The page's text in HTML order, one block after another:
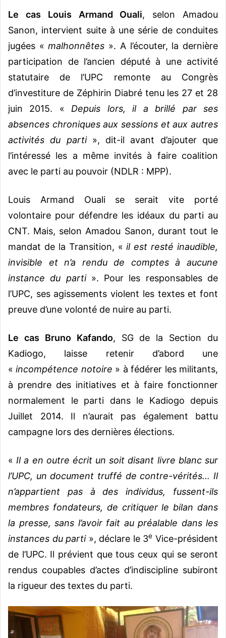
Le cas Louis Armand Ouali, selon Amadou
Sanon, intervient suite à une série de conduites
jugées «malhonnêtes ». A l’écouter, la dernière
participation de l’ancien député à une activité
statutaire de l’UPC remonte au Congrès
d’investiture de Zéphirin Diabré tenu les 27 et 28
juin 2015. «Depuis lors, il a brillé par ses
absences chroniques aux sessions et aux autres
activités du parti », dit-il avant d’ajouter que
l’intéressé les a même invités à faire coalition
avec le parti au pouvoir (NDLR : MPP).
Louis Armand Ouali se serait vite porté
volontaire pour défendre les idéaux du parti au
CNT. Mais, selon Amadou Sanon, durant tout le
mandat de la Transition, «il est resté inaudible,
invisible et n’a rendu de comptes à aucune
instance du parti ». Pour les responsables de
l’UPC, ses agissements violent les textes et font
preuve d’une volonté de nuire au parti.
Le cas Bruno Kafando, SG de la Section du
Kadiogo, laisse retenir d’abord une
«incompétence notoire » à fédérer les militants,
à prendre des initiatives et à faire fonctionner
normalement le parti dans le Kadiogo depuis
Juillet 2014. Il n’aurait pas également battu
campagne lors des dernières élections.
«Il a en outre écrit un soit disant livre blanc sur
l’UPC, un document truffé de contre-vérités… Il
n’appartient pas à des individus, fussent-ils
membres fondateurs, de critiquer le bilan dans
la presse, sans l’avoir fait au préalable dans les
instances du parti», déclare le 3e Vice-président
de l’UPC. Il prévient que tous ceux qui se seront
rendus coupables d’actes d’indiscipline subiront
la rigueur des textes du parti.